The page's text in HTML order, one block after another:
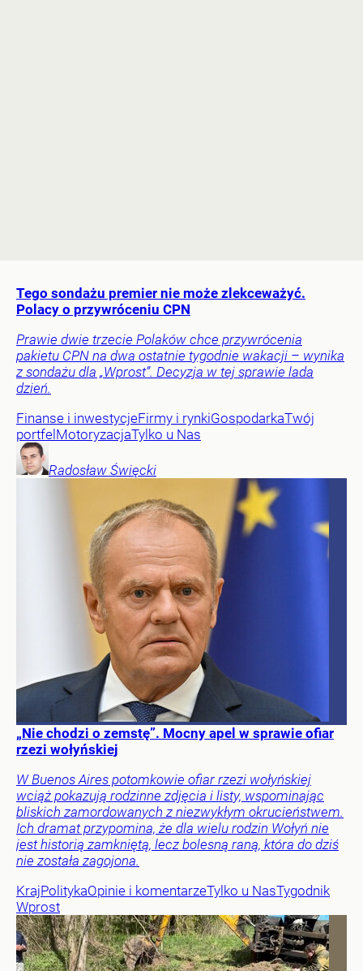
Tego sondażu premier nie może zlekceważyć.
Polacy o przywróceniu CPN
Prawie dwie trzecie Polaków chce przywrócenia
pakietu CPN na dwa ostatnie tygodnie wakacji – wynika
z sondażu dla „Wprost”. Decyzja w tej sprawie lada
dzień.
Finanse i inwestycjeFirmy i rynkiGospodarkaTwój
portfel MotoryzacjaTylko u Nas
Radosław Święcki
„Nie chodzi o zemstę”. Mocny apel w sprawie ofiar
rzezi wołyńskiej
W Buenos Aires potomkowie ofiar rzezi wołyńskiej
wciąż pokazują rodzinne zdjęcia i listy, wspominając
bliskich zamordowanych z niezwykłym okrucieństwem.
Ich dramat przypomina, że dla wielu rodzin Wołyń nie
jest historią zamkniętą, lecz bolesną raną, która do dziś
nie została zagojona.
KrajPolitykaOpinie i komentarzeTylko u NasTygodnik
Wprost